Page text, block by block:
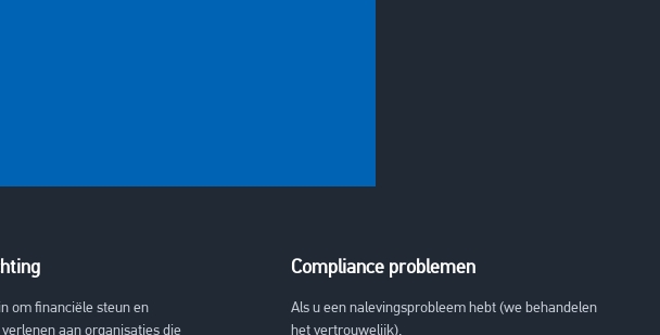
om financiële steun en
aan organisaties die
Compliance problemen
Als u een nalevingsprobleem hebt (we behandelen
het vertrouwelijk).